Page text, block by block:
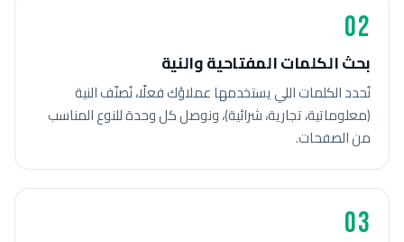
02
بحث الكلمات المفتاحية والنية
نُحدد الكلمات اللي يستخدمها عملاؤك فعلًا، نُصنّف النية
(معلوماتية، تجارية، شرائية)، ونوصل كل وحدة للنوع المناسب
من الصفحات.
03